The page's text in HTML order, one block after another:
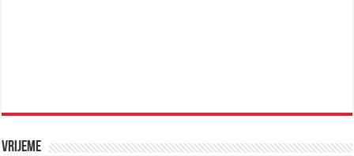
Vrijeme